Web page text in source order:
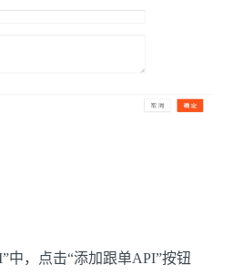
中，点击“添加跟单API”按钮